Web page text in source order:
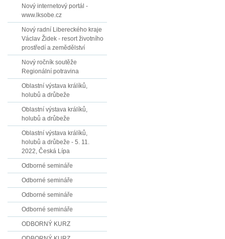
Nový internetový portál -
www.lksobe.cz
Nový radní Libereckého kraje
Václav Židek - resort životního
prostředí a zemědělství
Nový ročník soutěže
Regionální potravina
Oblastní výstava králíků,
holubů a drůbeže
Oblastní výstava králíků,
holubů a drůbeže
Oblastní výstava králíků,
holubů a drůbeže - 5. 11.
2022, Česká Lípa
Odborné semináře
Odborné semináře
Odborné semináře
Odborné semináře
ODBORNÝ KURZ